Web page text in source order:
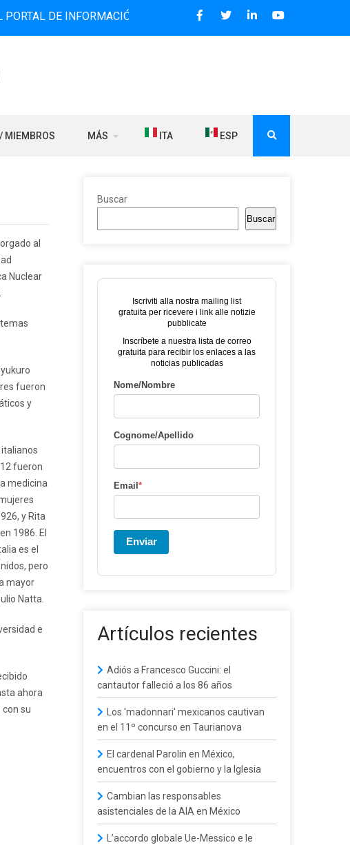
DE INFORMACIÓN BILINGÜE QUE DESDE 2006 DIFUNDE NOTICIAS
MIEMBROS MÁS ITA ESP
al
Nuclear
fueron
y
fueron
medicina
y Rita
1986. El
es el
pero
mayor
Natta.
e
ahora
su
Buscar
Buscar
Iscriviti alla nostra mailing list
gratuita per ricevere i link alle notizie
pubblicate
Inscríbete a nuestra lista de correo
gratuita para recibir los enlaces a las
noticias publicadas
Nome/Nombre
Cognome/Apellido
Email *
Enviar
Artículos recientes
Adiós a Francesco Guccini: el
cantautor falleció a los 86 años
Los 'madonnari' mexicanos cautivan
en el 11º concurso en Taurianova
El cardenal Parolin en México,
encuentros con el gobierno y la Iglesia
Cambian las responsables
asistenciales de la AIA en México
L’accordo globale Ue-Messico e le